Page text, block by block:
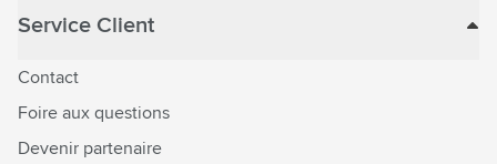
Service Client
Contact
Foire aux questions
Devenir partenaire